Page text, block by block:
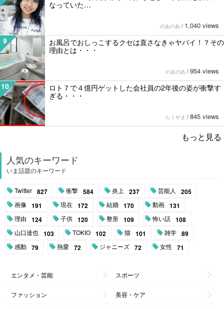
なっていた…
のあのあ / 1,040 views
9
お風呂でおしっこするクセは直さなきゃヤバイ！？その
理由とは・・・
のあのあ / 954 views
10
ロト７で４億円ゲットした会社員の2年後の姿が衝撃す
ぎる・・・
たくやま / 845 views
もっと見る
人気のキーワード
いま話題のキーワード
Twitter 827 衝撃 584 炎上 237 芸能人 205
画像 191 現在 172 結婚 170 動画 131
理由 124 子供 120 整形 109 怖い話 108
山口達也 103 TOKIO 102 猫 101 雑学 89
感動 79 熱愛 72 ジャニーズ 72 女性 71
エンタメ・芸能 スポーツ
ファッション 美容・ケア